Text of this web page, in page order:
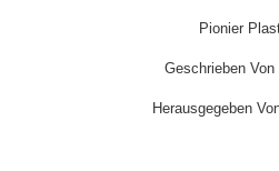
Pionier
Geschrieben Von
Herausgegeben